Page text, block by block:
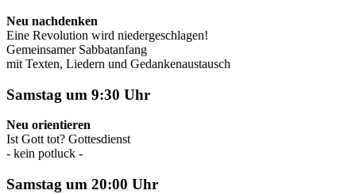
Neu nachdenken
Eine Revolution wird niedergeschlagen!
Gemeinsamer Sabbatanfang
mit Texten, Liedern und Gedankenaustausch
Samstag um 9:30 Uhr
Neu orientieren
Ist Gott tot? Gottesdienst
- kein potluck -
Samstag um 20:00 Uhr